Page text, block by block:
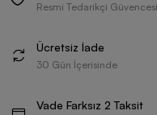
Resmi Tedarikçi Güvencesi
Ücretsiz İade
30 Gün İçerisinde
Vade Farksız 2 Taksit